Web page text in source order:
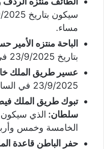
مساء.
الباحة منتزه
بتاريخ 23/9/2025 في الساعة الخامسة مساء.
عسير طريق الملك
23/9/2025 في الساعة الخامسة مساء.
تبوك طريق الملك
سلطان:
الخامسة وخمس
حفر الباطن قاعدة